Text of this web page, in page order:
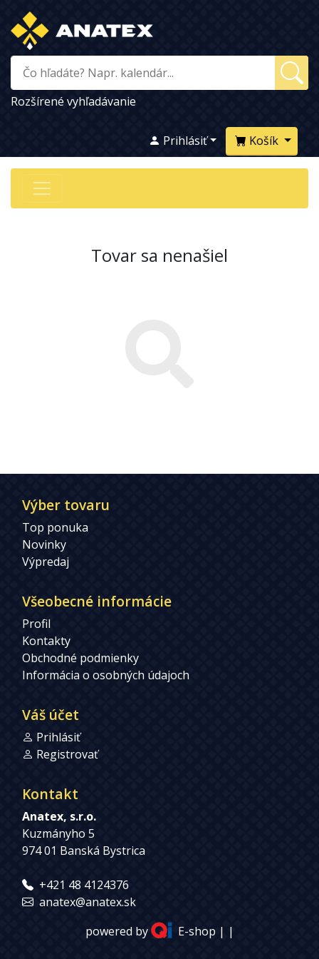
Rozšírené vyhľadávanie
Košík
Prihlásiť
Tovar sa nenašiel
Výber tovaru
Top ponuka
Novinky
Výpredaj
Všeobecné informácie
Profil
Kontakty
Obchodné podmienky
Informácia o osobných údajoch
Váš účet
Prihlásiť
Registrovať
Kontakt
Anatex, s.r.o.
Kuzmányho 5
974 01 Banská Bystrica
+421 48 4124376
anatex@anatex.sk
powered by
E-shop | |